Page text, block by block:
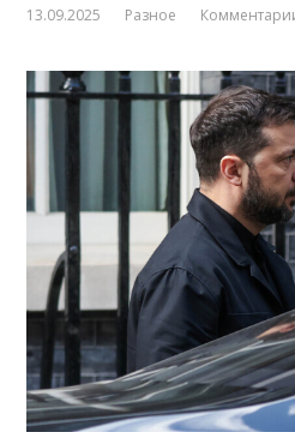
13.09.2025 Разное